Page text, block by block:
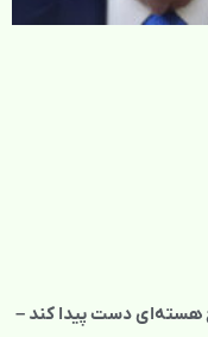
هسته‌ای دست پیدا کند –